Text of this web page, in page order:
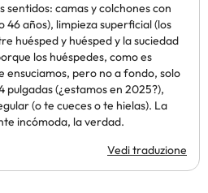
sentidos: camas y colchones con
46 años), limpieza superficial (los
huésped y huésped y la suciedad
los huéspedes, como es
ensuciamos, pero no a fondo, solo
pulgadas (¿estamos en 2025?),
(o te cueces o te hielas). La
incómoda, la verdad.
Vedi traduzione